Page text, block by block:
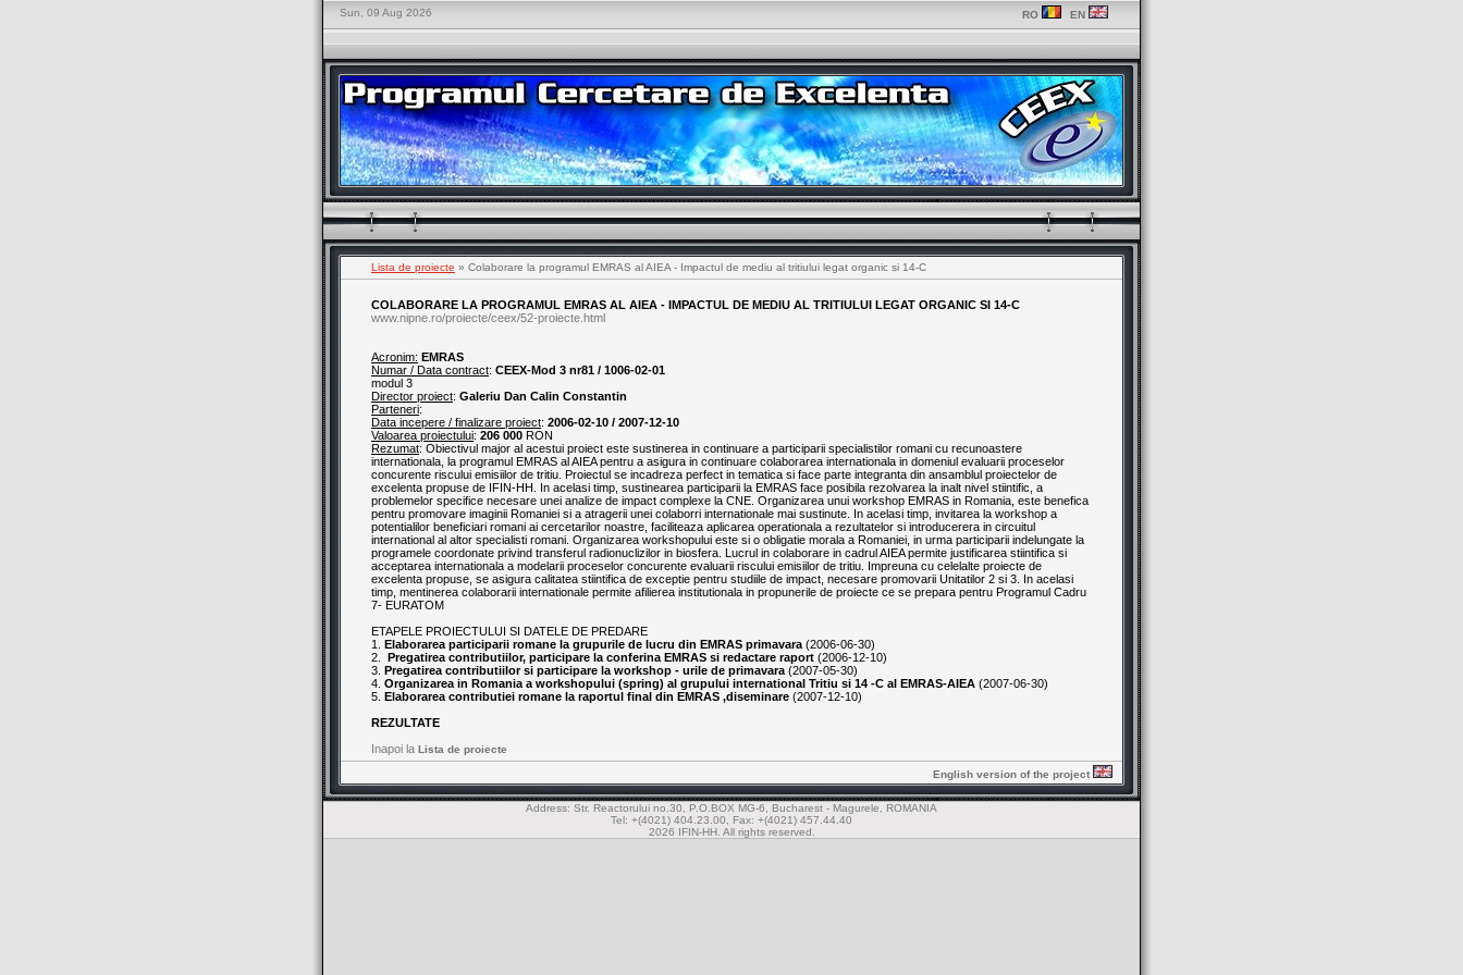
Sun, 09 Aug 2026 RO EN
Lista de proiecte » Colaborare la programul EMRAS al AIEA - Impactul de mediu al tritiului legat organic si 14-C
COLABORARE LA PROGRAMUL EMRAS AL AIEA - IMPACTUL DE MEDIU AL TRITIULUI LEGAT ORGANIC SI 14-C
www.nipne.ro/proiecte/ceex/52-proiecte.html
Acronim: EMRAS
Numar / Data contract: CEEX-Mod 3 nr81 / 1006-02-01
modul 3
Director proiect: Galeriu Dan Calin Constantin
Parteneri:
Data incepere / finalizare proiect: 2006-02-10 / 2007-12-10
Valoarea proiectului: 206 000 RON
Rezumat: Obiectivul major al acestui proiect este sustinerea in continuare a participarii specialistilor romani cu recunoastere
internationala, la programul EMRAS al AIEA pentru a asigura in continuare colaborarea internationala in domeniul evaluarii proceselor
concurente riscului emisiilor de tritiu. Proiectul se incadreza perfect in tematica si face parte integranta din ansamblul proiectelor de
excelenta propuse de IFIN-HH. In acelasi timp, sustinearea participarii la EMRAS face posibila rezolvarea la inalt nivel stiintific, a
problemelor specifice necesare unei analize de impact complexe la CNE. Organizarea unui workshop EMRAS in Romania, este benefica
pentru promovare imaginii Romaniei si a atragerii unei colaborri internationale mai sustinute. In acelasi timp, invitarea la workshop a
potentialilor beneficiari romani ai cercetarilor noastre, faciliteaza aplicarea operationala a rezultatelor si introducerera in circuitul
international al altor specialisti romani. Organizarea workshopului este si o obligatie morala a Romaniei, in urma participarii indelungate la
programele coordonate privind transferul radionuclizilor in biosfera. Lucrul in colaborare in cadrul AIEA permite justificarea stiintifica si
acceptarea internationala a modelarii proceselor concurente evaluarii riscului emisiilor de tritiu. Impreuna cu celelalte proiecte de
excelenta propuse, se asigura calitatea stiintifica de exceptie pentru studiile de impact, necesare promovarii Unitatilor 2 si 3. In acelasi
timp, mentinerea colaborarii internationale permite afilierea institutionala in propunerile de proiecte ce se prepara pentru Programul Cadru
7- EURATOM
ETAPELE PROIECTULUI SI DATELE DE PREDARE
1. Elaborarea participarii romane la grupurile de lucru din EMRAS primavara (2006-06-30)
2.
Pregatirea contributiilor, participare la conferina EMRAS si redactare raport (2006-12-10)
3. Pregatirea contributiilor si participare la workshop - urile de primavara (2007-05-30)
4. Organizarea in Romania a workshopului (spring) al grupului international Tritiu si 14 -C al EMRAS-AIEA (2007-06-30)
5. Elaborarea contributiei romane la raportul final din EMRAS ,diseminare (2007-12-10)
REZULTATE
Inapoi la Lista de proiecte
English version of the project
Address: Str. Reactorului no.30, P.O.BOX MG-6, Bucharest - Magurele, ROMANIA
Tel: +(4021) 404.23.00, Fax: +(4021) 457.44.40
2026 IFIN-HH. All rights reserved.